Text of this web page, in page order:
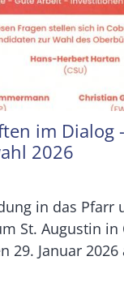
im Dialog -
2026
in das Pfarr
St. Augustin in
29. Januar 2026